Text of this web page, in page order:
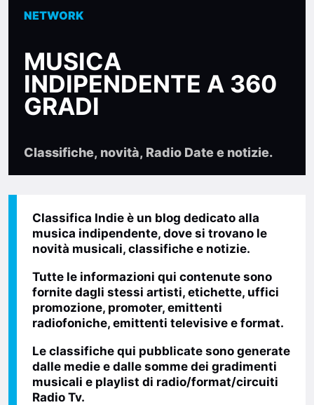
NETWORK
MUSICA
INDIPENDENTE A 360
GRADI
Classifiche, novità, Radio Date e notizie.
Classifica Indie è un blog dedicato alla
musica indipendente, dove si trovano le
novità musicali, classifiche e notizie.
Tutte le informazioni qui contenute sono
fornite dagli stessi artisti, etichette, uffici
promozione, promoter, emittenti
radiofoniche, emittenti televisive e format.
Le classifiche qui pubblicate sono generate
dalle medie e dalle somme dei gradimenti
musicali e playlist di radio/format/circuiti
Radio Tv.